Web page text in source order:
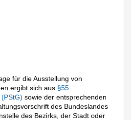
für die Ausstellung von
ergibt sich aus §55
(PStG)sowie der entsprechenden
des Bundeslandes
des Bezirks, der Stadt oder